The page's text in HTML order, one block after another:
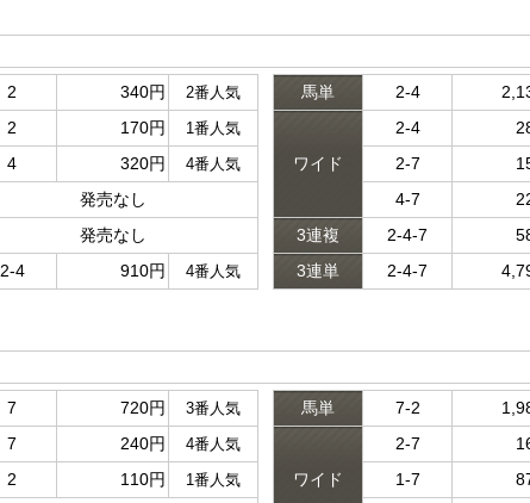
2 340円 2番人気
2 170円 1番人気
4 320円 4番人気
発売なし
発売なし
2-4 910円 4番人気
馬単 2-4
ワイド
2-4
2-7
4-7
3連複 2-4-7
3連単 2-4-7
7 720円 3番人気
7 240円 4番人気
2 110円 1番人気
馬単 7-2
ワイド
2-7
1-7